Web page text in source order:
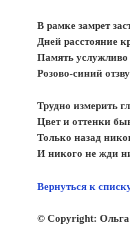
В рамке замрeт
Дней расстояние
Память услужливо
Розово-синий
Трудно измерить
Цвет и оттенки
Только назад
И никого не жди
Вернуться к
© Copyright: